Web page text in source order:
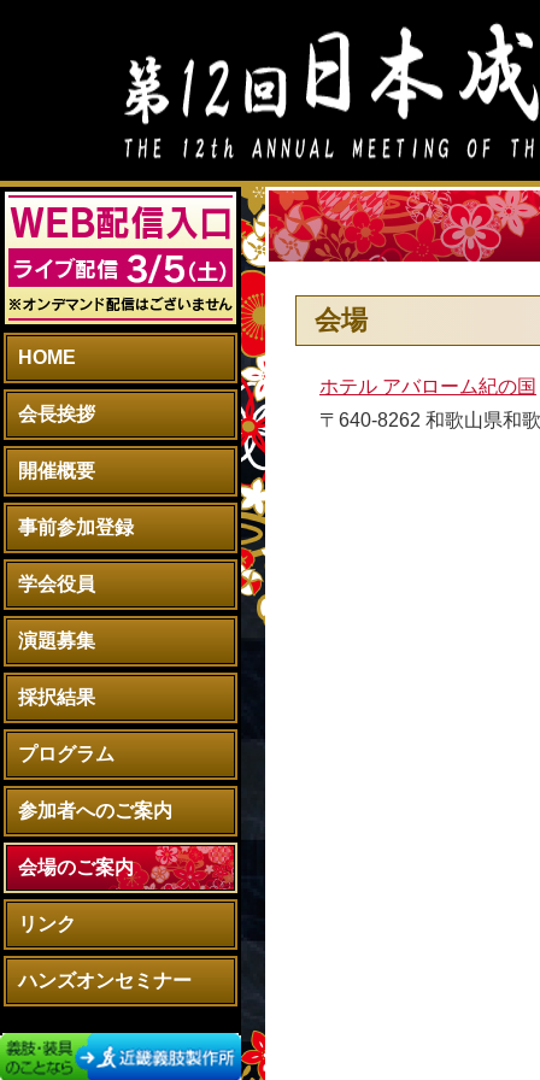
HOME
会長挨拶
開催概要
事前参加登録
学会役員
演題募集
採択結果
プログラム
参加者へのご案内
会場のご案内
リンク
ハンズオンセミナー
会場
ホテル アバローム紀の国
〒640-8262 和歌山県和